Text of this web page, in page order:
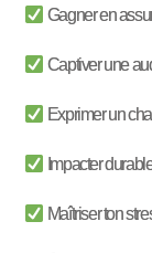
Gagner en
Captiver une
Exprimer un
Impacter
Maîtriser ton